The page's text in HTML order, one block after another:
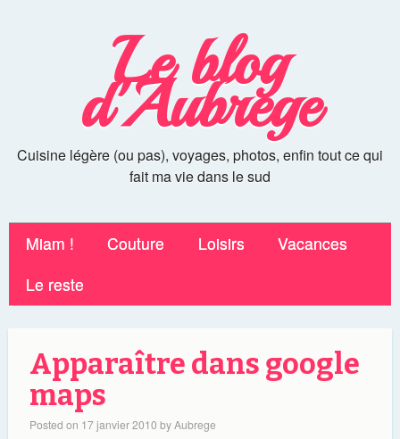
Le blog
d'Aubrege
Cuisine légère (ou pas), voyages, photos, enfin tout ce qui
fait ma vie dans le sud
Miam ! Couture Loisirs
Vacances
Le reste
Apparaître dans google
maps
Posted on 17 janvier 2010 byAubrege